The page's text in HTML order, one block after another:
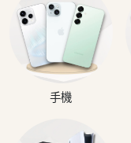
手機